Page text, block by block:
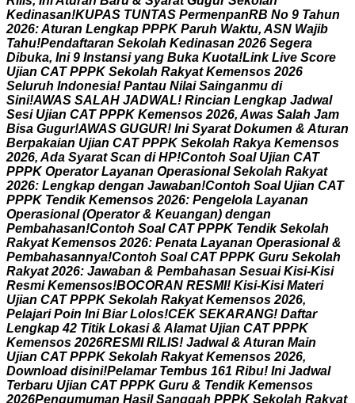
Kedinasan!KUPAS TUNTAS PermenpanRB No 9 Tahun
2026:Aturan Lengkap PPPK Paruh Waktu, ASN Wajib
Tahu!Pendaftaran Sekolah Kedinasan 2026 Segera
Dibuka, Ini 9 Instansi yang Buka Kuota!Link Live Score
Ujian CAT PPPK Sekolah Rakyat Kemensos 2026
Seluruh Indonesia! Pantau Nilai Sainganmu di
Sini!AWAS SALAH JADWAL! Rincian Lengkap Jadwal
Sesi Ujian CAT PPPK Kemensos 2026, Awas Salah Jam
Bisa Gugur!AWAS GUGUR! Ini Syarat Dokumen & Aturan
Berpakaian Ujian CAT PPPK Sekolah Rakya Kemensos
2026, Ada Syarat Scan di HP!Contoh Soal Ujian CAT
PPPK Operator Layanan Operasional Sekolah Rakyat
2026: Lengkap dengan Jawaban!Contoh Soal Ujian CAT
PPPK Tendik Kemensos 2026: Pengelola Layanan
Operasional (Operator & Keuangan) dengan
Pembahasan!Contoh Soal CAT PPPK Tendik Sekolah
Rakyat Kemensos 2026: Penata Layanan Operasional &
Pembahasannya!Contoh Soal CAT PPPK Guru Sekolah
Rakyat 2026: Jawaban & Pembahasan Sesuai Kisi-Kisi
Resmi Kemensos!BOCORAN RESMI! Kisi-Kisi Materi
Ujian CAT PPPK Sekolah Rakyat Kemensos 2026,
Pelajari Poin Ini Biar Lolos!CEK SEKARANG! Daftar
Lengkap 42 Titik Lokasi & Alamat Ujian CAT PPPK
Kemensos 2026RESMI RILIS! Jadwal & Aturan Main
Ujian CAT PPPK Sekolah Rakyat Kemensos 2026,
Download disini!Pelamar Tembus 161 Ribu! Ini Jadwal
Terbaru Ujian CAT PPPK Guru & Tendik Kemensos
2026Pengumuman Hasil Sanggah PPPK Sekolah Rakyat